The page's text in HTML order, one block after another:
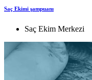
Saç Ekimi şampuanı
Saç Ekim Merkezi